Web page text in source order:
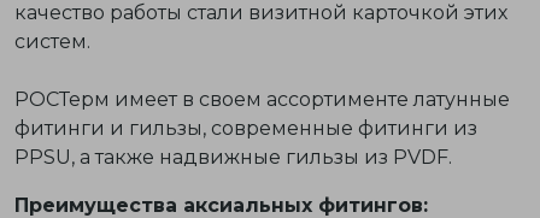
качество работы стали визитной карточкой этих
систем.
РОСТерм имеет в своем ассортименте латунные
фитинги и гильзы, современные фитинги из
PPSU, а также надвижные гильзы из PVDF.
Преимущества аксиальных фитингов: